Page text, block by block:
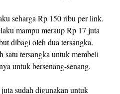
seharga Rp 150 ribu per link.
mampu meraup Rp 17 juta
dibagi oleh dua tersangka.
satu tersangka untuk membeli
untuk bersenang-senang.
sudah digunakan untuk